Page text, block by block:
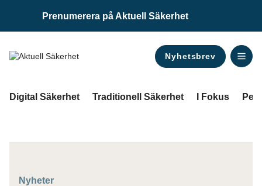
Prenumerera på Aktuell Säkerhet
Nyhetsbrev
Digital Säkerhet Traditionell Säkerhet I Fokus
Nyheter